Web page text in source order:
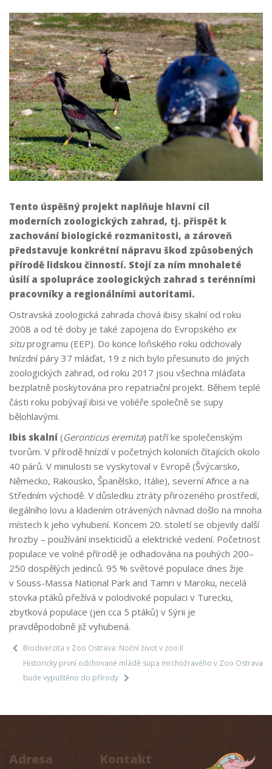
Tento úspěšný projekt naplňuje hlavní cíl
moderních zoologických zahrad, tj. přispět k
zachování biologické rozmanitosti, a zároveň
představuje konkrétní nápravu škod způsobených
přírodě lidskou činností. Stojí za ním mnohaleté
úsilí a spolupráce zoologických zahrad s terénními
pracovníky a regionálními autoritami.
Ostravská zoologická zahrada chová ibisy skalní od roku
2008 a od té doby je také zapojena do Evropského ex
situprogramu (EEP). Do konce loňského roku odchovaly
hnízdní páry 37 mláďat, 19 z nich bylo přesunuto do jiných
zoologických zahrad, od roku 2017 jsou všechna mláďata
bezplatně poskytována pro repatriační projekt. Během teplé
části roku pobývají ibisi ve voliéře společně se supy
bělohlavými.
Ibis skalní(Geronticus eremita) patří ke společenským
tvorům. V přírodě hnízdí v početných koloniích čítajících okolo
40 párů. V minulosti se vyskytoval v Evropě (Švýcarsko,
Německo, Rakousko, Španělsko, Itálie), severní Africe a na
Středním východě. V důsledku ztráty přirozeného prostředí,
ilegálního lovu a kladením otrávených návnad došlo na mnoha
místech k jeho vyhubení. Koncem 20. století se objevily další
hrozby – používání insekticidů a elektrické vedení. Početnost
populace ve volné přírodě je odhadována na pouhých 200–
250 dospělých jedinců. 95 % světové populace dnes žije
v Souss-Massa National Park and Tamri v Maroku, necelá
stovka ptáků přežívá v polodivoké populaci v Turecku,
zbytková populace (jen cca 5 ptáků) v Sýrii je
pravděpodobně již vyhubená.
Biodiverzita v Zoo Ostrava: Noční život v zoo II
Historicky první odchované mládě supa mrchožravého v Zoo Ostrava
bude vypuštěno do přírody
Adresa Kontakt